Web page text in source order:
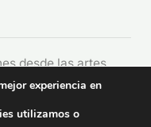
desde las artes
experiencia en
utilizamos o